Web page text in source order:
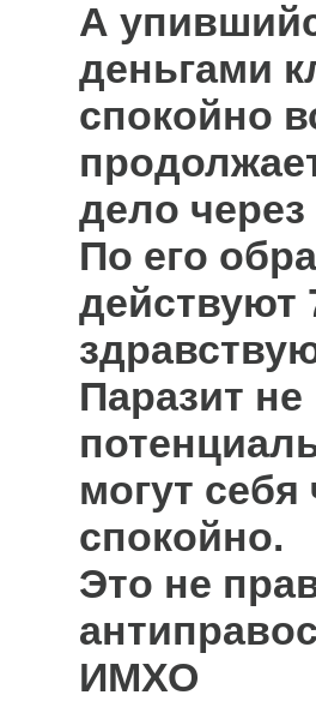
А
деньгами
спокойно
дело через
По его
действуют
Паразит не
могут себя
спокойно.
Это не
ИМХО